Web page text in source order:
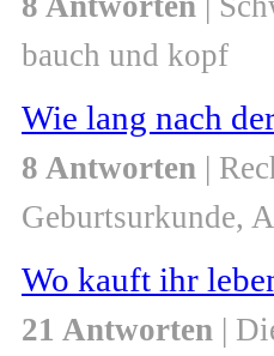
bauch und kopf
Wie lang nach
8 Antworten |
Geburtsurkunde,
Wo kauft ihr
21 Antworten |